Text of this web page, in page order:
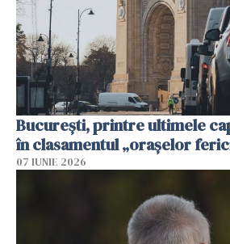
București, printre ultimele
în clasamentul „orașelor
07 IUNIE 2026